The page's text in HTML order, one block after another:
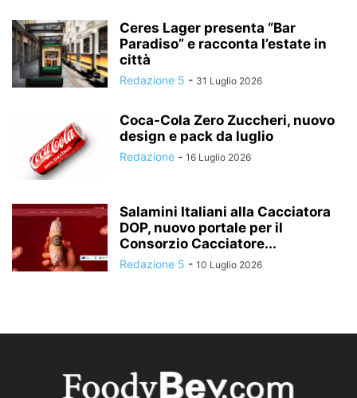
Ceres Lager presenta “Bar
Paradiso” e racconta l’estate in
città
Redazione 5 - 31 Luglio 2026
Coca-Cola Zero Zuccheri, nuovo
design e pack da luglio
Redazione - 16 Luglio 2026
Salamini Italiani alla Cacciatora
DOP, nuovo portale per il
Consorzio Cacciatore...
Redazione 5 - 10 Luglio 2026